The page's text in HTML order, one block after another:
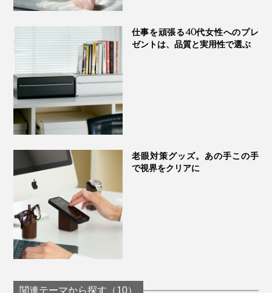
真夏の暑さ対策に、手のひらや脇の下に「チェリースト
ーンピロー」を当てるクールダウンはとくにおすすめで
す。
冷たすぎない自然なヒンヤリ感、絶妙な重み、ゴロゴロ
とした粒の心地いい刺激がいいリフレッシュに。
仕事を頑張る40代女性へのプレ
ゼントは、品質と実用性で選ぶ
老眼対策グッズ。あの手この手
で視界をクリアに
関連テーマから探す（10）